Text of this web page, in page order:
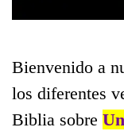
Bienvenido a
los diferentes
Biblia sobre